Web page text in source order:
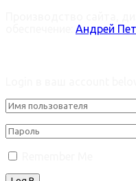
Андрей